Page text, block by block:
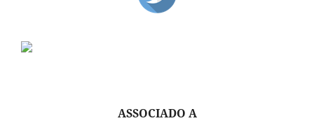
ASSOCIADO A